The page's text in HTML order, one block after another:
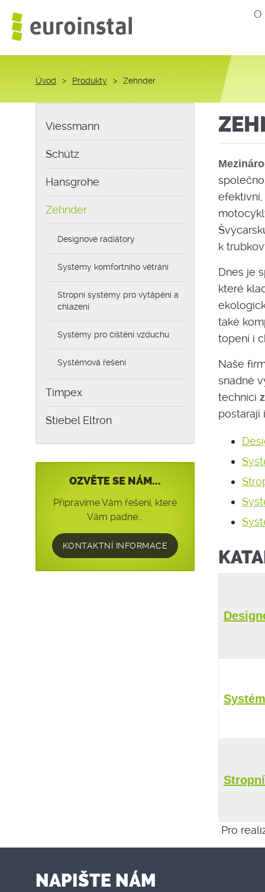
O
Úvod > Produkty > Zehnder
k
Dnes je
které
také
topení i
Naše
snadné
technici
postarají
Pro
Viessmann
Schütz
Hansgrohe
Zehnder
Designové radiátory
Systémy komfortního větrání
Stropní systémy pro vytápění a
chlazení
Systémy pro čištění vzduchu
Systémová řešení
Timpex
Stiebel Eltron
OZVĚTE SE NÁM...
Připravíme Vám řešení, které
Vám padne...
KONTAKTNÍ INFORMACE
NAPIŠTE NÁM